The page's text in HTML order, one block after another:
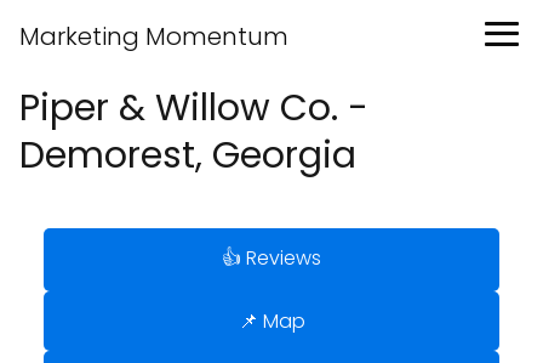
Marketing Momentum
Piper & Willow Co. -
Demorest, Georgia
👍 Reviews
📌 Map